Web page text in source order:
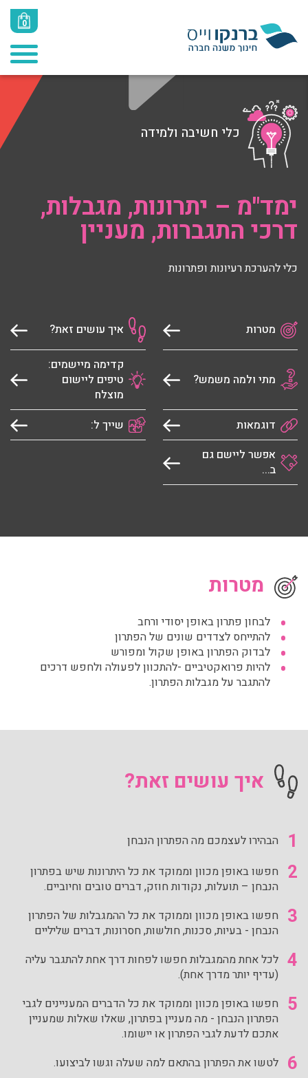
0
כלי חשיבה ולמידה
ימד"מ – יתרונות, מגבלות,
דרכי התגברות, מעניין
כלי להערכת רעיונות ופתרונות
מטרות איך עושים זאת?
מתי ולמה משמש?
קדימה מיישמים:
טיפים ליישום
מוצלח
דוגמאות
שייך ל:
אפשר ליישם גם
ב...
מטרות
לבחון פתרון באופן יסודי ורחב
להתייחס לצדדים שונים של הפתרון
לבדוק הפתרון באופן שקול ומפורש
להיות פרואקטיביים -להתכוון לפעולה ולחפש דרכים
להתגבר על מגבלות הפתרון.
איך עושים זאת?
1 הבהירו לעצמכם מה הפתרון הנבחן
2
חפשו באופן מכוון וממוקד את כל היתרונות שיש בפתרון
הנבחן – תועלות, נקודות חוזק, דברים טובים וחיוביים.
3
חפשו באופן מכוון וממוקד את כל ההמגבלות של הפתרון
הנבחן - בעיות, סכנות, חולשות, חסרונות, דברים שליליים
4 לכל אחת מהמגבלות חפשו לפחות דרך אחת להתגבר עליה
(עדיף יותר מדרך אחת).
5
חפשו באופן מכוון וממוקד את כל הדברים המעניינים לגבי
הפתרון הנבחן - מה מעניין בפתרון, שאלו שאלות שמעניין
אתכם לדעת לגבי הפתרון או יישומו.
6 לטשו את הפתרון בהתאם למה שעלה וגשו לביצועו.